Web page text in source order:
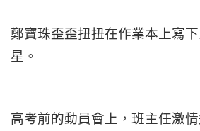
鄭寶珠歪歪扭扭在作業本上寫
星。
高考前的動員會上，班主任激